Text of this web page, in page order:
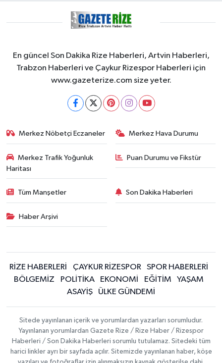
En güncel Son Dakika Rize Haberleri, Artvin Haberleri,
Trabzon Haberleri ve Çaykur Rizespor Haberleri için
www.gazeterize.com size yeter.
Merkez Nöbetçi Eczaneler Merkez Hava Durumu
Merkez Trafik Yoğunluk
Haritası
Puan Durumu ve Fikstür
Tüm Manşetler Son Dakika Haberleri
Haber Arşivi
RİZE HABERLERİ ÇAYKUR RİZESPOR
SPOR HABERLERİ
BÖLGEMİZ
POLİTİKA EKONOMİ EĞİTİM
YAŞAM
ASAYİŞ
ÜLKE GÜNDEMİ
Sitede yayınlanan içerik ve yorumlardan yazarları sorumludur.
Yayınlanan yorumlardan Gazete Rize / Rize Haber / Rizespor
Haberleri / Son Dakika Haberleri sorumlu tutulamaz. Sitedeki tüm
harici linkler ayrı bir sayfada açılır. Sitemizde yayınlanan haber, köşe